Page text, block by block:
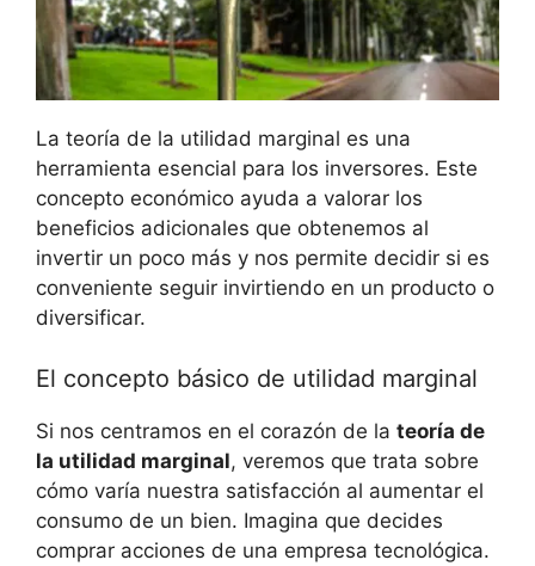
La teoría de la utilidad marginal ​es una
herramienta esencial para‍ los inversores. Este
concepto económico ayuda a valorar los
beneficios adicionales que obtenemos ​al
⁢invertir ⁢un​ poco ⁢más y nos permite decidir si es
conveniente seguir ‌invirtiendo en un⁤ producto o
diversificar.
El concepto básico de utilidad marginal
Si ​nos centramos ⁢en el corazón ​de ‍la teoría de​
la utilidad ‌marginal, veremos que trata sobre⁤
cómo ​varía ​nuestra satisfacción al aumentar el
consumo ​de un​ bien. Imagina ⁢que decides
comprar acciones de una empresa tecnológica.⁢